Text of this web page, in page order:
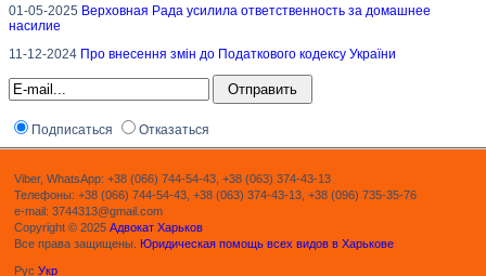
01-05-2025 Верховная Рада усилила ответственность за домашнее
насилие
11-12-2024 Про внесення змін до Податкового кодексу України
Подписаться Отказаться
Viber, WhatsApp: +38 (066) 744-54-43, +38 (063) 374-43-13
Телефоны: +38 (066) 744-54-43, +38 (063) 374-43-13, +38 (096) 735-35-76
e-mail: 3744313@gmail.com
Copyright © 2025 Адвокат Харьков
Все права защищены. Юридическая помощь всех видов в Харькове
Рус Укр